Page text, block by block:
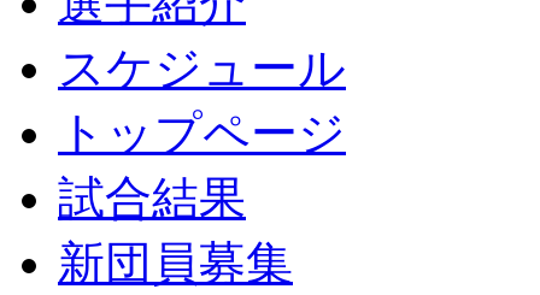
スケジュール
トップページ
試合結果
新団員募集